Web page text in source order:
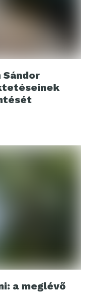
Sándor
a meglévő